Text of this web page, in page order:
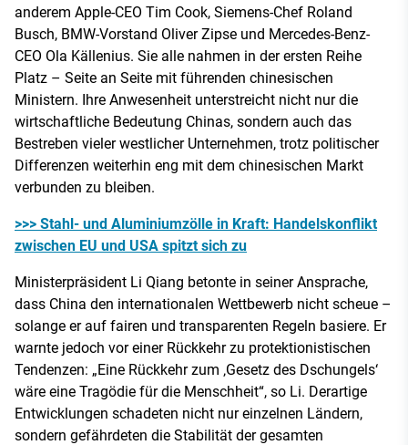
anderem Apple-CEO Tim Cook, Siemens-Chef Roland
Busch, BMW-Vorstand Oliver Zipse und Mercedes-Benz-
CEO Ola Källenius. Sie alle nahmen in der ersten Reihe
Platz – Seite an Seite mit führenden chinesischen
Ministern. Ihre Anwesenheit unterstreicht nicht nur die
wirtschaftliche Bedeutung Chinas, sondern auch das
Bestreben vieler westlicher Unternehmen, trotz politischer
Differenzen weiterhin eng mit dem chinesischen Markt
verbunden zu bleiben.
>>> Stahl- und Aluminiumzölle in Kraft: Handelskonflikt
zwischen EU und USA spitzt sich zu
Ministerpräsident Li Qiang betonte in seiner Ansprache,
dass China den internationalen Wettbewerb nicht scheue –
solange er auf fairen und transparenten Regeln basiere. Er
warnte jedoch vor einer Rückkehr zu protektionistischen
Tendenzen: „Eine Rückkehr zum ‚Gesetz des Dschungels‘
wäre eine Tragödie für die Menschheit“, so Li. Derartige
Entwicklungen schadeten nicht nur einzelnen Ländern,
sondern gefährdeten die Stabilität der gesamten